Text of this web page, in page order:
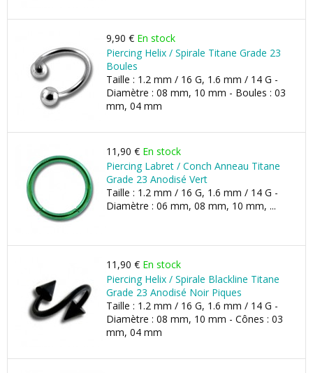
9,90 € En stock
Piercing Helix / Spirale Titane Grade 23
Boules
Taille : 1.2 mm / 16 G, 1.6 mm / 14 G -
Diamètre : 08 mm, 10 mm - Boules : 03
mm, 04 mm
11,90 € En stock
Piercing Labret / Conch Anneau Titane
Grade 23 Anodisé Vert
Taille : 1.2 mm / 16 G, 1.6 mm / 14 G -
Diamètre : 06 mm, 08 mm, 10 mm, ...
11,90 € En stock
Piercing Helix / Spirale Blackline Titane
Grade 23 Anodisé Noir Piques
Taille : 1.2 mm / 16 G, 1.6 mm / 14 G -
Diamètre : 08 mm, 10 mm - Cônes : 03
mm, 04 mm